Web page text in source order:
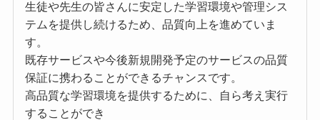
生徒や先生の皆さんに安定した学習環境や管理シス
テムを提供し続けるため、品質向上を進めていま
す。
既存サービスや今後新規開発予定のサービスの品質
保証に携わることができるチャンスです。
高品質な学習環境を提供するために、自ら考え実行
することができ